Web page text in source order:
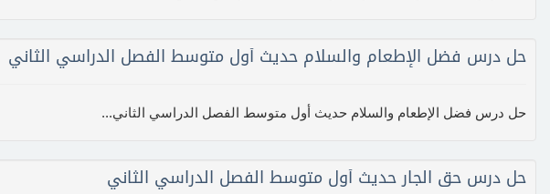
حل درس فضل الإطعام والسلام حديث أول متوسط الفصل الدراسي الثاني
حل درس فضل الإطعام والسلام حديث أول متوسط الفصل الدراسي الثاني...
حل درس حق الجار حديث أول متوسط الفصل الدراسي الثاني